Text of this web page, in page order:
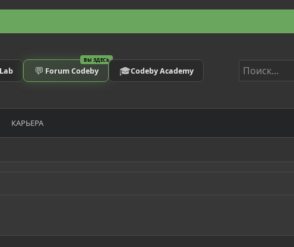
ВЫ ЗДЕСЬ
💬 Forum Codeby 🎓Codeby Academy
КАРЬЕРА